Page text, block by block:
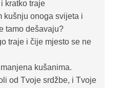
kratko traje
kušnju onoga svijeta i
tamo dešavaju?
traje i čije mjesto se ne
kušanima.
od Tvoje srdžbe, i Tvoje